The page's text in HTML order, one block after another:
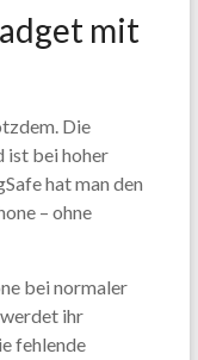
mit
Die
ist bei hoher
hat man den
– ohne
bei normaler
ihr
fehlende